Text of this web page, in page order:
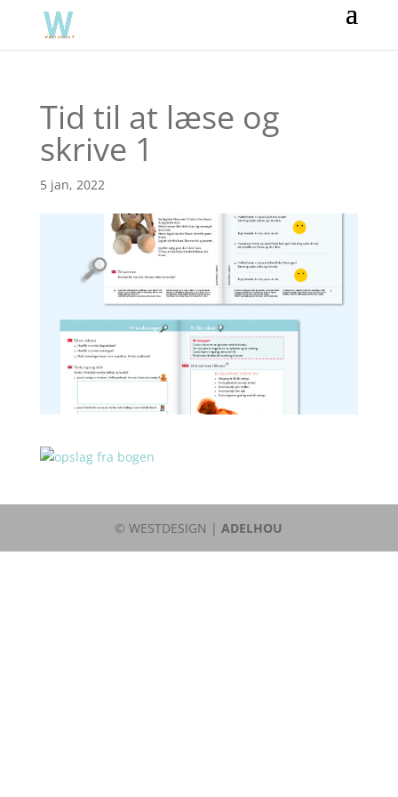
Tid til at læse og
skrive 1
5 jan, 2022
© WESTDESIGN |ADELHOU